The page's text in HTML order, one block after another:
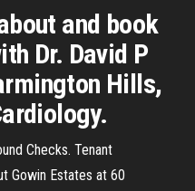
and book
Dr. David P
Hills,
Checks. Tenant
Gowin Estates at 60